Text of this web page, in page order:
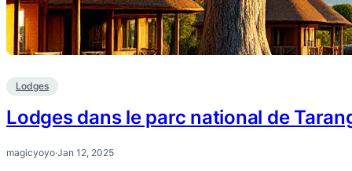
Lodges
Lodges dans le parc national de
magicyoyo·Jan 12, 2025